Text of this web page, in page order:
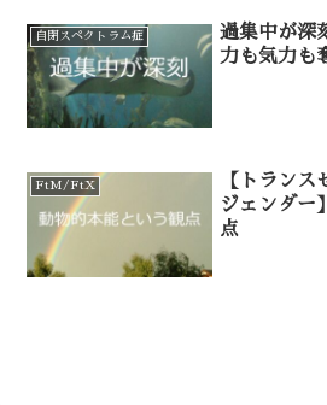
自閉スペクトラム症
過集中が深
力も気力も
FtM/FtX
【トラン
ジェンダー
点